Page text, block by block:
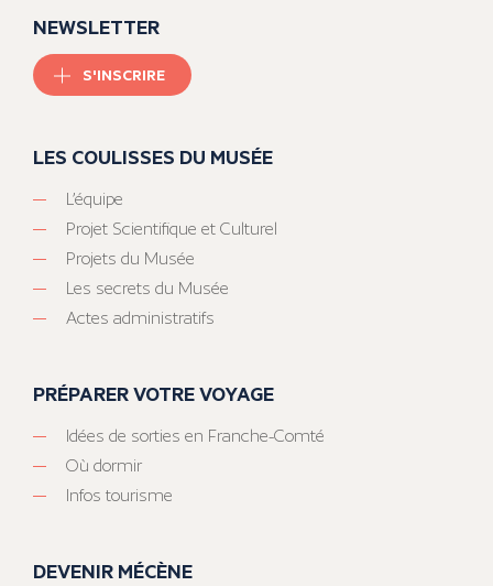
NEWSLETTER
S'INSCRIRE
LES COULISSES DU MUSÉE
L’équipe
Projet Scientifique et Culturel
Projets du Musée
Les secrets du Musée
Actes administratifs
PRÉPARER VOTRE VOYAGE
Idées de sorties en Franche-Comté
Où dormir
Infos tourisme
DEVENIR MÉCÈNE